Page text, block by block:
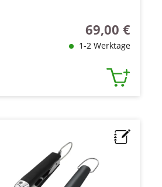
Regulärer Preis:
69,00 €
1-2 Werktage